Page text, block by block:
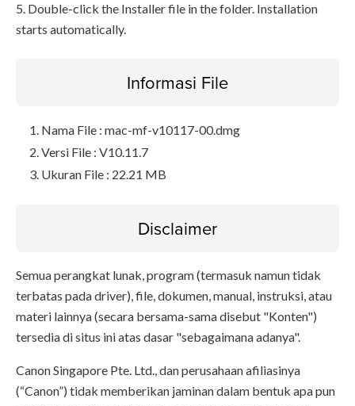
5. Double-click the Installer file in the folder. Installation
starts automatically.
Informasi File
Nama File : mac-mf-v10117-00.dmg
Versi File : V10.11.7
Ukuran File : 22.21 MB
Disclaimer
Semua perangkat lunak, program (termasuk namun tidak
terbatas pada driver), file, dokumen, manual, instruksi, atau
materi lainnya (secara bersama-sama disebut "Konten")
tersedia di situs ini atas dasar "sebagaimana adanya".
Canon Singapore Pte. Ltd., dan perusahaan afiliasinya
(“Canon”) tidak memberikan jaminan dalam bentuk apa pun